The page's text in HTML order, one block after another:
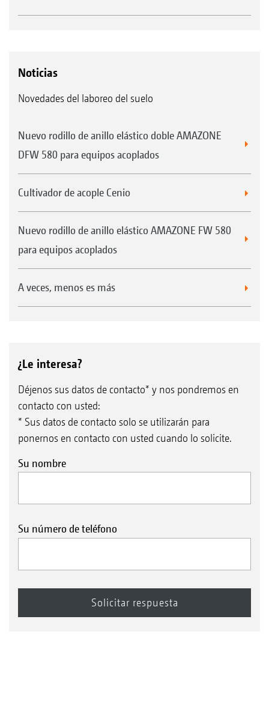
Noticias
Novedades del laboreo del suelo
Nuevo rodillo de anillo elástico doble AMAZONE
DFW 580 para equipos acoplados
Cultivador de acople Cenio
Nuevo rodillo de anillo elástico AMAZONE FW 580
para equipos acoplados
A veces, menos es más
¿Le interesa?
Déjenos sus datos de contacto* y nos pondremos en
contacto con usted:
* Sus datos de contacto solo se utilizarán para
ponernos en contacto con usted cuando lo solicite.
Su nombre
Su número de teléfono